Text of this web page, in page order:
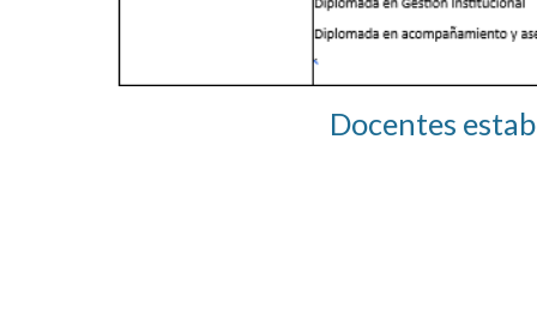
Docentes